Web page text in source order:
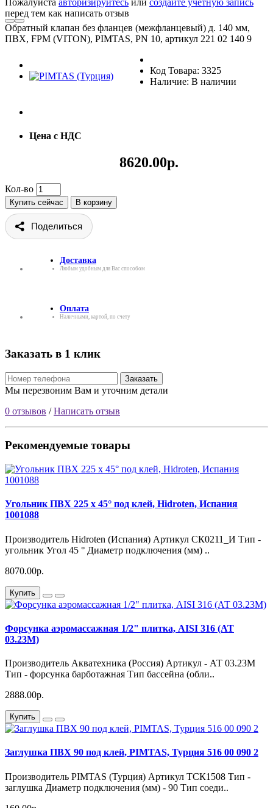
перед тем как написать отзыв
Обратный клапан без фланцев (межфланцевый) д. 140 мм,
ПВХ, FPM (VITON), PIMTAS, PN 10, артикул 221 02 140 9
Код Товара: 3325
Наличие: В наличии
Цена с НДС
8620.00р.
Кол-во
Купить сейчас В корзину
Поделиться
Доставка
Любым удобным для Вас способом
Оплата
Наличными, картой, по счету
Заказать в 1 клик
Заказать
Мы перезвоним Вам и уточним детали
0 отзывов /Написать отзыв
Рекомендуемые товары
Угольник ПВХ 225 х 45° под клей, Hidroten, Испания
1001088
Производитель Hidroten (Испания) Артикул СК0211_И Тип -
угольник Угол 45 ° Диаметр подключения (мм) ..
8070.00р.
Купить
Форсунка аэромассажная 1/2" плитка, AISI 316 (АТ
03.23М)
Производитель Акватехника (Россия) Артикул - АТ 03.23М
Тип - форсунка барботажная Тип бассейна (обли..
2888.00р.
Купить
Заглушка ПВХ 90 под клей, PIMTAS, Турция 516 00 090 2
Производитель PIMTAS (Турция) Артикул ТСК1508 Тип -
заглушка Диаметр подключения (мм) - 90 Тип соеди..